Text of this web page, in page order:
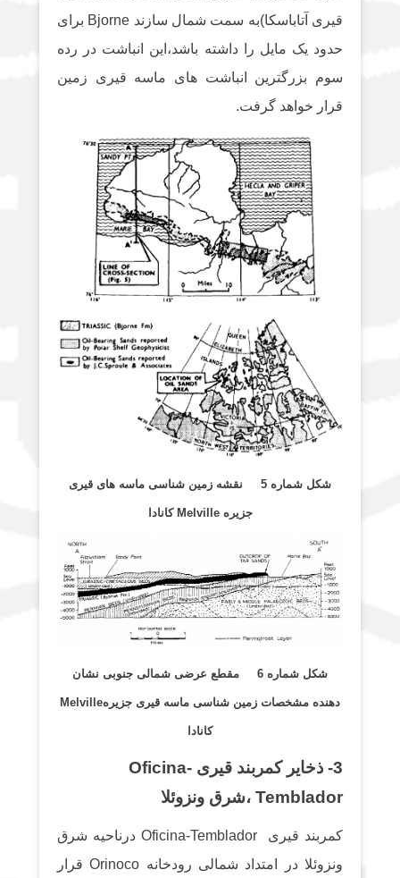
قیری آتاباسکا)به سمت شمال سازند Bjorne برای
حدود یک مایل را داشته باشد،این انباشت در رده
سوم بزرگترین انباشت های ماسه قیری زمین
قرار خواهد گرفت.
شکل شماره 5 نقشه زمین شناسی ماسه های قیری
شکل شماره 6 مقطع عرضی شمالی جنوبی نشان
دهنده مشخصات زمین شناسی ماسه قیری جزیرهMelville
3- ذخایر کمربند قیری Oficina-
Temblador ،شرق ونزوئلا
کمربند قیری Oficina-Temblador درناحیه شرق
ونزوئلا در امتداد شمالی رودخانه Orinoco قرار